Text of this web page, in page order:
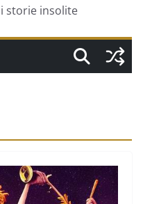
storie insolite